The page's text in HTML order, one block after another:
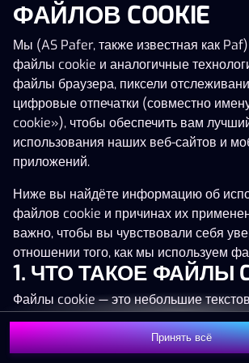
Нажми в любое место!
MEGA 1 376
ФАЙЛОВ COOKIE
Мы (AS Pafer, также известная как
файлы cookie и аналогичные
файлы браузера, пиксели
цифровые отпечатки (совместно
cookie»), чтобы обеспечить вам
использования наших веб-сайтов и
приложений.
Ниже вы найдёте информацию об
файлов cookie и причинах их
важно, чтобы вы чувствовали себя
отношении того, как мы используем
1. ЧТО ТАКОЕ ФАЙЛЫ
Файлы cookie — это небольшие
которые сохраняются на вашем
на компьютере, мобильном телефоне
при посещении наших веб-сайтов.
Принять всё